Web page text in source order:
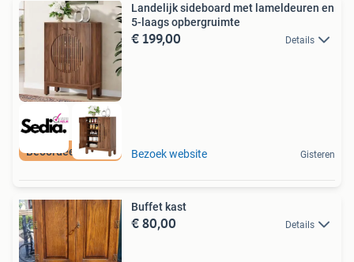
Beoordeeld met 9+
Landelijk sideboard met lameldeuren en
5-laags opbergruimte
€ 199,00 Details
Bezoek website Gisteren
Buffet kast
€ 80,00 Details